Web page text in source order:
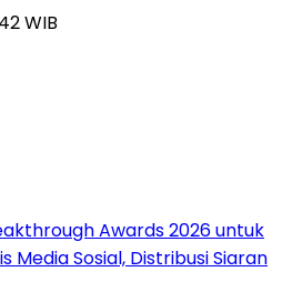
WIB
Awards 2026 untuk
Media Sosial, Distribusi Siaran